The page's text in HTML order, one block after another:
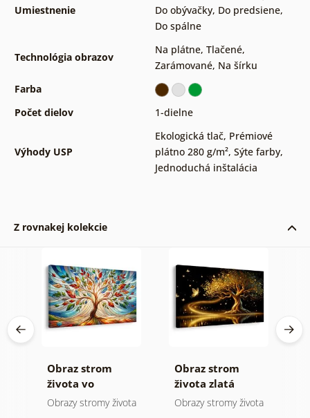
Umiestnenie
Do obývačky, Do predsiene,
Do spálne
Technológia obrazov
Na plátne, Tlačené,
Zarámované, Na šírku
Farba
Počet dielov
1-dielne
Výhody USP
Ekologická tlač, Prémiové
plátno 280 g/m², Sýte farby,
Jednoduchá inštalácia
Z rovnakej kolekcie
Obraz strom
života vo
farebnej vitráži
Obrazy stromy života
Obraz strom
života zlatá
mágia
Obrazy stromy života